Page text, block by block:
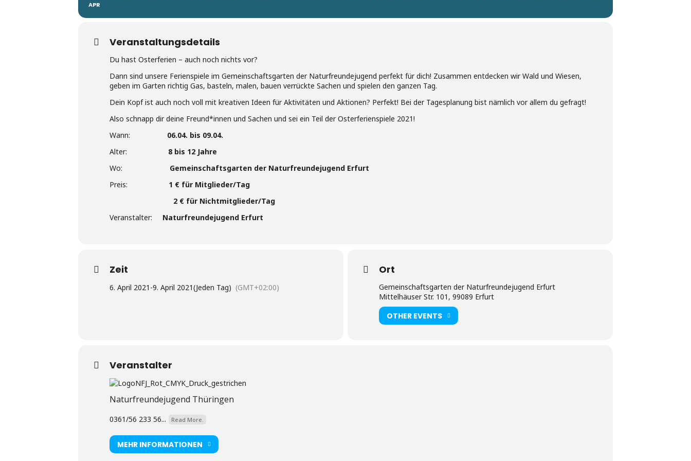
APR
Veranstaltungsdetails
Du hast Osterferien – auch noch nichts vor?
Dann sind unsere Ferienspiele im Gemeinschaftsgarten der Naturfreundejugend perfekt für dich! Zusammen entdecken wir Wald und Wiesen,
geben im Garten richtig Gas, basteln, malen, bauen verrückte Sachen und spielen den ganzen Tag.
Dein Kopf ist auch noch voll mit kreativen Ideen für Aktivitäten und Aktionen? Perfekt! Bei der Tagesplanung bist nämlich vor allem du gefragt!
Also schnapp dir deine Freund*innen und Sachen und sei ein Teil der Osterferienspiele 2021!
Wann: 06.04. bis 09.04.
Alter: 8 bis 12 Jahre
Wo: Gemeinschaftsgarten der Naturfreundejugend Erfurt
Preis: 1 € für Mitglieder/Tag
2 € für Nichtmitglieder/Tag
Veranstalter: Naturfreundejugend Erfurt
Zeit
6. April 2021 -9. April 2021(Jeden Tag) (GMT+02:00)
Ort
Gemeinschaftsgarten der Naturfreundejugend Erfurt
Mittelhäuser Str. 101, 99089 Erfurt
OTHER EVENTS
Veranstalter
Naturfreundejugend Thüringen
0361/56 233 56... Read More.
MEHR INFORMATIONEN